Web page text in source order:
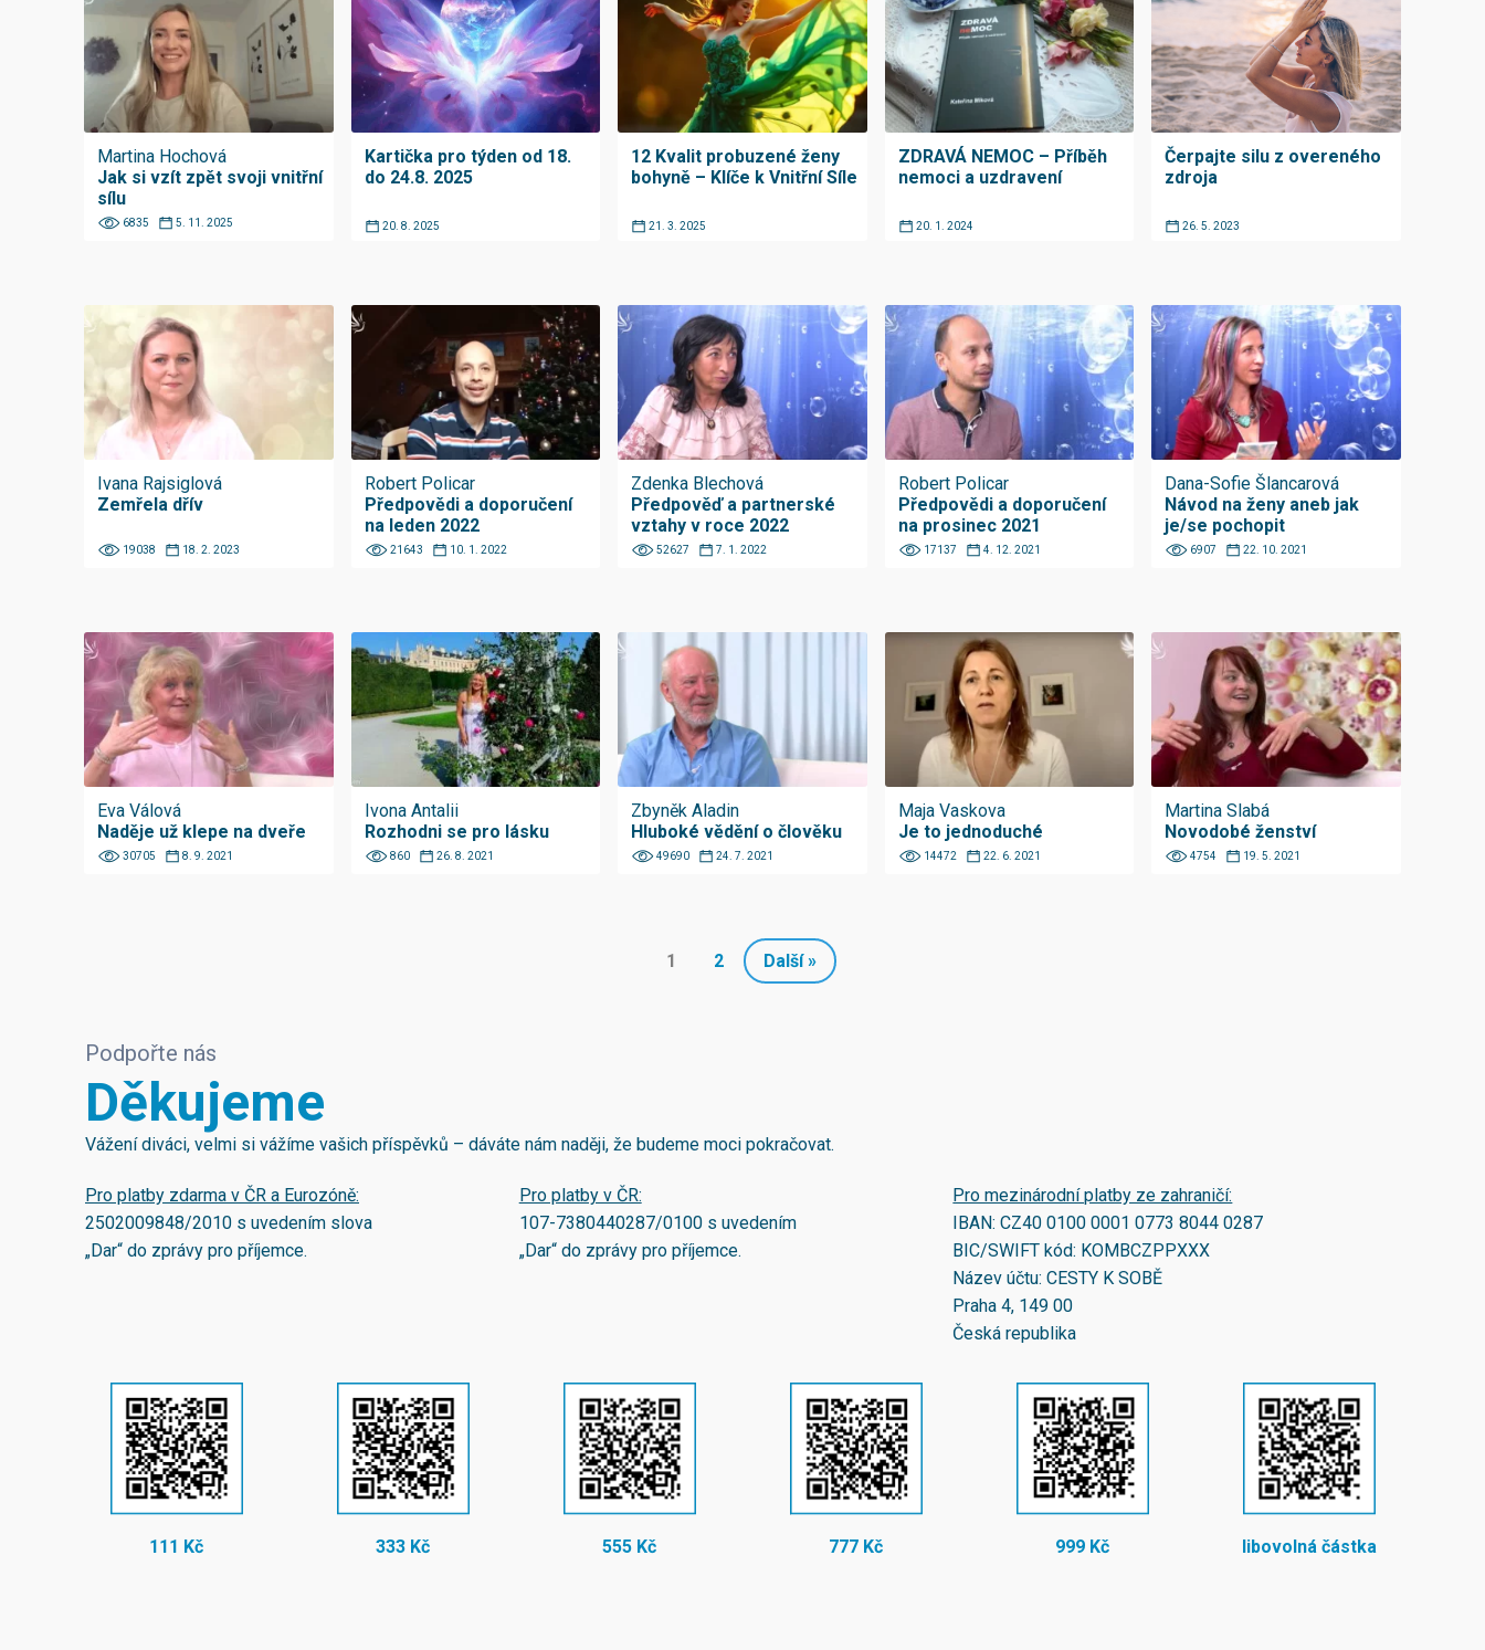
Martina Hochová
Jak si vzít zpět svoji vnitřní
sílu
6835 5. 11. 2025
Kartička pro týden od 18.
do 24.8. 2025
20. 8. 2025
12 Kvalit probuzené ženy
bohyně – Klíče k Vnitřní Síle
21. 3. 2025
ZDRAVÁ NEMOC – Příběh
nemoci a uzdravení
20. 1. 2024
Čerpajte silu z overeného
zdroja
26. 5. 2023
Ivana Rajsiglová
Zemřela dřív
19038 18. 2. 2023
Robert Policar
Předpovědi a doporučení
na leden 2022
21643 10. 1. 2022
Zdenka Blechová
Předpověď a partnerské
vztahy v roce 2022
52627 7. 1. 2022
Robert Policar
Předpovědi a doporučení
na prosinec 2021
17137 4. 12. 2021
Dana-Sofie Šlancarová
Návod na ženy aneb jak
je/se pochopit
6907 22. 10. 2021
Eva Válová
Naděje už klepe na dveře
30705 8. 9. 2021
Ivona Antalii
Rozhodni se pro lásku
860 26. 8. 2021
Zbyněk Aladin
Hluboké vědění o člověku
49690 24. 7. 2021
Maja Vaskova
Je to jednoduché
14472 22. 6. 2021
Martina Slabá
Novodobé ženství
4754 19. 5. 2021
1 2 Další »
Podpořte nás
Děkujeme
Vážení diváci, velmi si vážíme vašich příspěvků – dáváte nám naději, že budeme moci pokračovat.
Pro platby zdarma v ČR a Eurozóně:
2502009848/2010 s uvedením slova
„Dar“ do zprávy pro příjemce.
Pro platby v ČR:
107-7380440287/0100s uvedením
„Dar“ do zprávy pro příjemce.
Pro mezinárodní platby ze zahraničí:
IBAN:CZ40 0100 0001 0773 8044 0287
BIC/SWIFT kód: KOMBCZPPXXX
Název účtu: CESTY K SOBĚ
Praha 4, 149 00
Česká republika
111 Kč 333 Kč 555 Kč 777 Kč 999 Kč libovolná částka